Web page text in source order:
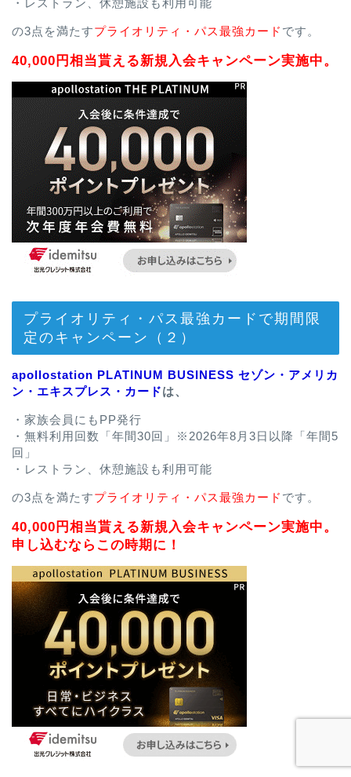
の3点を満たすプライオリティ・パス最強カード です。
40,000円相当貰える新規入会キャンペーン実施中。
プライオリティ・パス最強カードで期間限
定のキャンペーン（２）
apollostation PLATINUM BUSINESS セゾン・アメリカ
ン・エキスプレス・カードは、
・家族会員にもPP発行
・無料利用回数「年間30回」※2026年8月3日以降「年間5
回」
・レストラン、休憩施設も利用可能
の3点を満たすプライオリティ・パス最強カード です。
40,000円相当貰える新規入会キャンペーン実施中。
申し込むならこの時期に！